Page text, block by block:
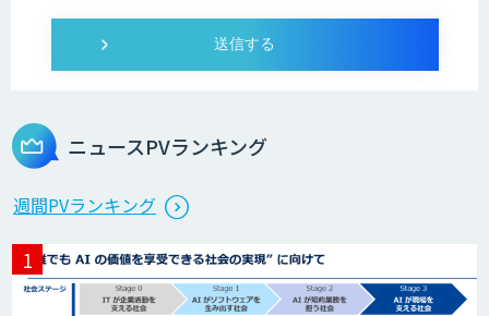
ニュースPVランキング
週間PVランキング